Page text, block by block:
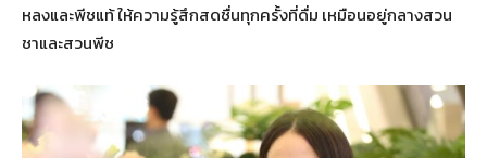
หลงและพีชแท้ ให้ความรู้สึกสดชื่นทุกครั้งที่ดื่ม เหมือนอยู่กลางสวน
ชาและสวนพีช